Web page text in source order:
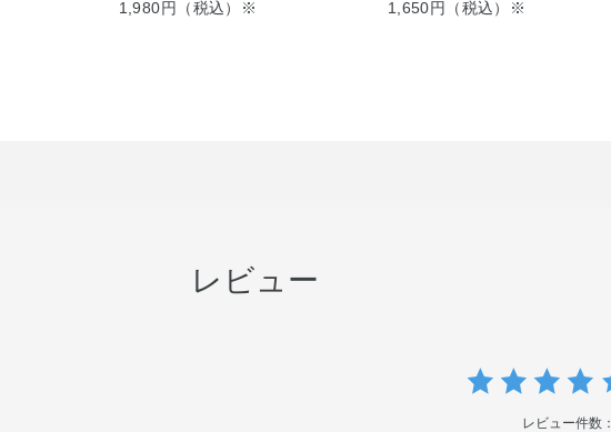
1,980円（税込）※
ウォッシュ（つめかえ用）
1,650円（税込）※
レビュー
レビュー件数：